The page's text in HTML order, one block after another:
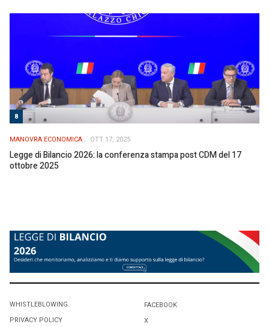
8
MANOVRA ECONOMICA OTT 17, 2025
Legge di Bilancio 2026: la conferenza stampa post CDM del 17
ottobre 2025
WHISTLEBLOWING
PRIVACY POLICY
FACEBOOK
X